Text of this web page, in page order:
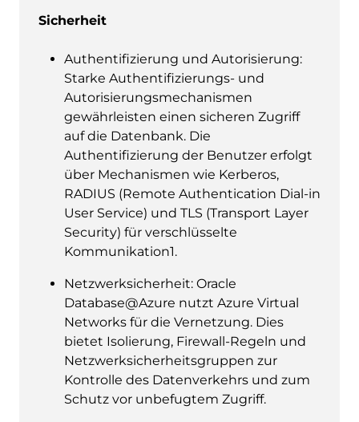
Sicherheit
Authentifizierung und Autorisierung:
Starke Authentifizierungs- und
Autorisierungsmechanismen
gewährleisten einen sicheren Zugriff
auf die Datenbank. Die
Authentifizierung der Benutzer erfolgt
über Mechanismen wie Kerberos,
RADIUS (Remote Authentication Dial-in
User Service) und TLS (Transport Layer
Security) für verschlüsselte
Kommunikation1.
Netzwerksicherheit: Oracle
Database@Azure nutzt Azure Virtual
Networks für die Vernetzung. Dies
bietet Isolierung, Firewall-Regeln und
Netzwerksicherheitsgruppen zur
Kontrolle des Datenverkehrs und zum
Schutz vor unbefugtem Zugriff.